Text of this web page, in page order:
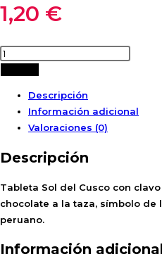
cantidad
1,20 €
TABLETA
CLAVO
CANELA
SOL
DEL
CUSCO
cantidad
Descripción
Información adicional
Valoraciones (0)
Descripción
Tableta Sol del Cusco con
chocolate a la taza, símbolo
peruano.
Información